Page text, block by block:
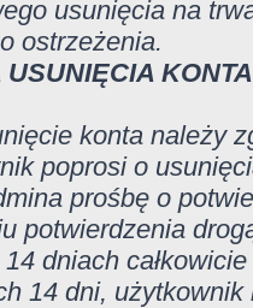
usunięcia na
ostrzeżenia.
konta należy
poprosi o
prośbę o
potwierdzenia
dniach
14 dni,